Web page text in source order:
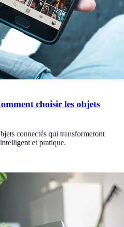
choisir les objets
connectés qui transformeront
et pratique.